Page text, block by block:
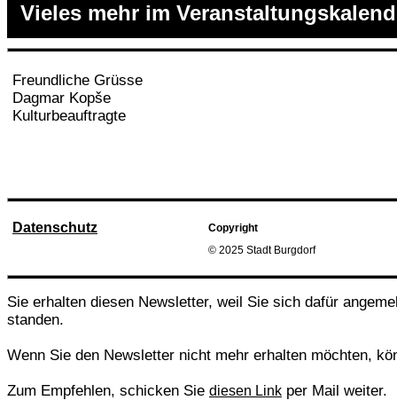
Vieles mehr im
Freundliche Grüsse
Dagmar Kopše
Kulturbeauftragte
Datenschutz
Copyright
© 2025 Stadt Burgdorf
Sie erhalten diesen Newsletter, weil Sie sich dafür
standen.
Wenn Sie den Newsletter nicht mehr erhalten möchten,
Zum Empfehlen, schicken Sie diesen Link per Mail weiter.